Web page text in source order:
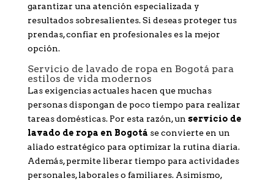
garantizar una atención especializada y
resultados sobresalientes. Si deseas proteger tus
prendas, confiar en profesionales es la mejor
opción.
Servicio de lavado de ropa en Bogotá para
estilos de vida modernos
Las exigencias actuales hacen que muchas
personas dispongan de poco tiempo para realizar
tareas domésticas. Por esta razón, un servicio de
lavado de ropa en Bogotá se convierte en un
aliado estratégico para optimizar la rutina diaria.
Además, permite liberar tiempo para actividades
personales, laborales o familiares. Asimismo,